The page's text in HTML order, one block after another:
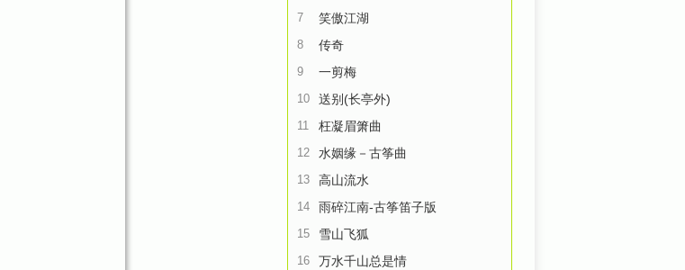
7 笑傲江湖
8 传奇
9 一剪梅
10 送别(长亭外)
11 枉凝眉箫曲
12 水姻缘－古筝曲
13 高山流水
14 雨碎江南-古筝笛子版
15 雪山飞狐
16 万水千山总是情